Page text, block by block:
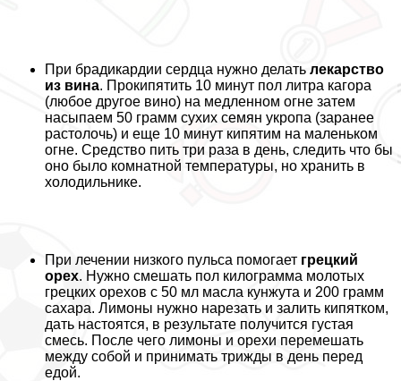
При брадикардии сердца нужно делать лекарство
из вина. Прокипятить 10 минут пол литра кагора
(любое другое вино) на медленном огне затем
насыпаем 50 грамм сухих семян укропа (заранее
растолочь) и еще 10 минут кипятим на маленьком
огне. Средство пить три раза в день, следить что бы
оно было комнатной температуры, но хранить в
холодильнике.
При лечении низкого пульса помогает грецкий
орех. Нужно смешать пол килограмма молотых
грецких орехов с 50 мл масла кунжута и 200 грамм
сахара. Лимоны нужно нарезать и залить кипятком,
дать настоятся, в результате получится густая
смесь. После чего лимоны и орехи перемешать
между собой и принимать трижды в день перед
едой.